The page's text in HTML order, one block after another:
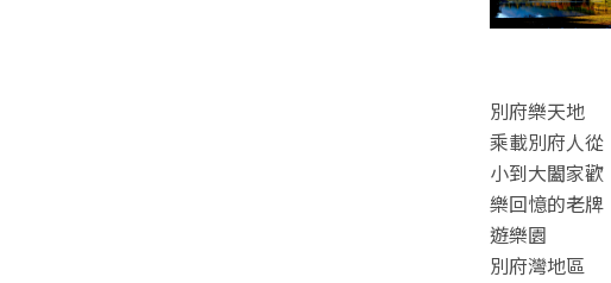
別府樂天地
乘載別府人從
小到大闔家歡
樂回憶的老牌
遊樂園
別府灣地區